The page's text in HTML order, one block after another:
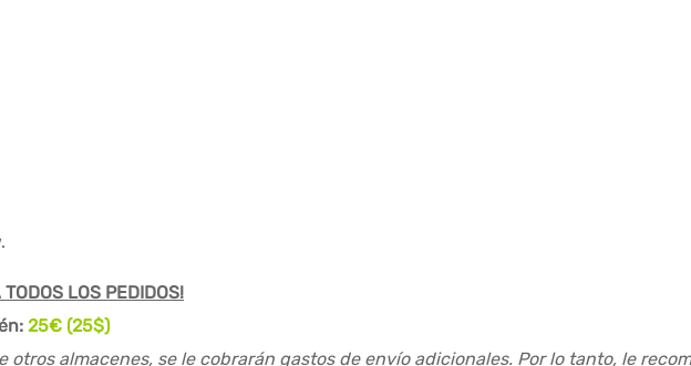
LOS PEDIDOS!
25€ (25$)
almacenes, se le cobrarán gastos de envío adicionales. Por lo tanto, le